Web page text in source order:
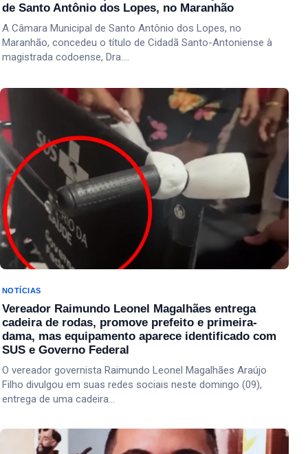
de Santo Antônio dos Lopes, no Maranhão
A Câmara Municipal de Santo Antônio dos Lopes, no
Maranhão, concedeu o título de Cidadã Santo-Antoniense à
magistrada codoense, Dra.…
NOTÍCIAS
Vereador Raimundo Leonel Magalhães entrega
cadeira de rodas, promove prefeito e primeira-
dama, mas equipamento aparece identificado com
SUS e Governo Federal
O vereador governista Raimundo Leonel Magalhães Araújo
Filho divulgou em suas redes sociais neste domingo (09),
entrega de uma cadeira…